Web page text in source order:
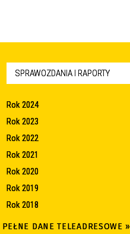
SPRAWOZDANIA I RAPORTY
Rok 2024
Rok 2023
Rok 2022
Rok 2021
Rok 2020
Rok 2019
Rok 2018
PEŁNE DANE TELEADRESOWE »